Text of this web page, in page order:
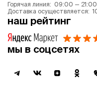
Горячая линия: 09:00 —
Доставка осуществляется:
наш рейтинг
мы в соцсетях